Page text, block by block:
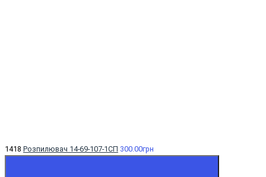
1418 Розпилювач 14-69-107-1СП 300.00грн